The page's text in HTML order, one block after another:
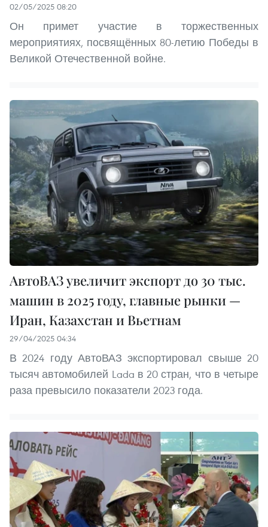
02/05/2025 08:20
Он примет участие в торжественных
мероприятиях, посвящённых 80-летию Победы в
Великой Отечественной войне.
АвтоВАЗ увеличит экспорт до 30 тыс.
машин в 2025 году, главные рынки —
Иран, Казахстан и Вьетнам
29/04/2025 04:34
В 2024 году АвтоВАЗ экспортировал свыше 20
тысяч автомобилей Lada в 20 стран, что в четыре
раза превысило показатели 2023 года.